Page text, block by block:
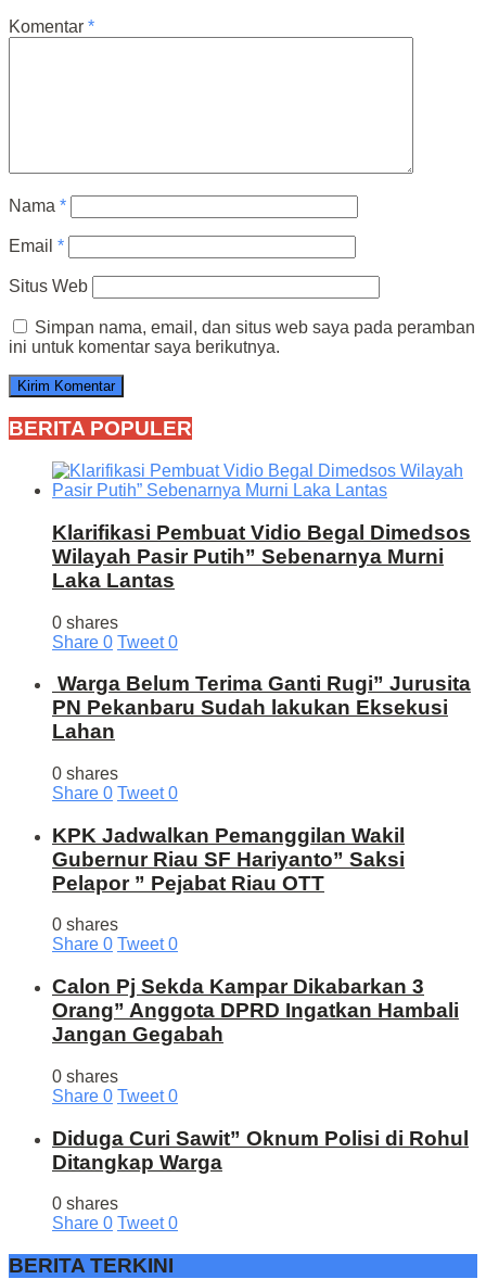
Komentar *
Nama *
Email *
Situs Web
Simpan nama, email, dan situs web saya pada peramban
ini untuk komentar saya berikutnya.
BERITA POPULER
Klarifikasi Pembuat Vidio Begal Dimedsos
Wilayah Pasir Putih” Sebenarnya Murni
Laka Lantas
0 shares
Share 0 Tweet 0
Warga Belum Terima Ganti Rugi” Jurusita
PN Pekanbaru Sudah lakukan Eksekusi
Lahan
0 shares
Share 0 Tweet 0
KPK Jadwalkan Pemanggilan Wakil
Gubernur Riau SF Hariyanto” Saksi
Pelapor ” Pejabat Riau OTT
0 shares
Share 0 Tweet 0
Calon Pj Sekda Kampar Dikabarkan 3
Orang” Anggota DPRD Ingatkan Hambali
Jangan Gegabah
0 shares
Share 0 Tweet 0
Diduga Curi Sawit” Oknum Polisi di Rohul
Ditangkap Warga
0 shares
Share 0 Tweet 0
BERITA TERKINI